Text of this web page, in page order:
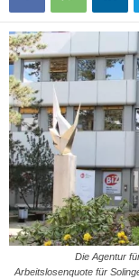
Die Agentur
Arbeitslosenquote für